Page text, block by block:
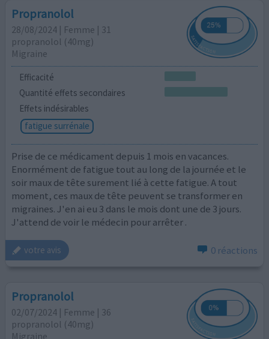
Propranolol
28/08/2024 | Femme | 31
propranolol (40mg)
Migraine
Efficacité
Quantité effets secondaires
Effets indésirables
fatigue surrénale
Prise de ce médicament depuis 1 mois en vacances.
Enormément de fatigue tout au long de la journée et le
soir maux de tête surement lié à cette fatigue. A tout
moment, ces maux de tête peuvent se transformer en
migraines. J'en ai eu 3 dans le mois dont une de 3 jours.
J'attend de voir le médecin pour arrêter .
votre avis 0 réactions
Propranolol
02/07/2024 | Femme | 36
propranolol (40mg)
Migraine